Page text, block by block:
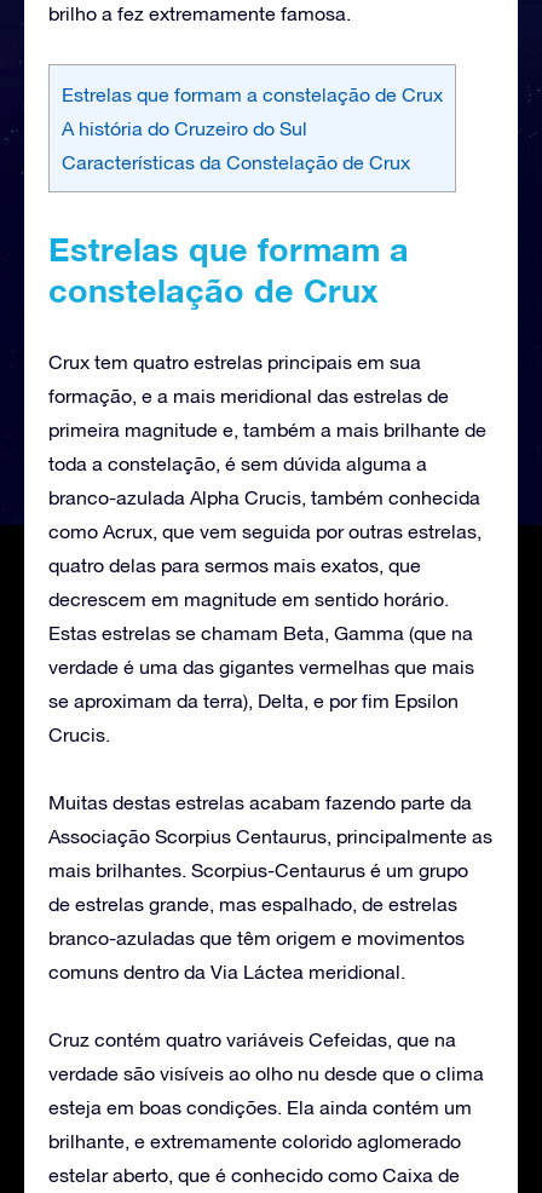
brilho a fez extremamente famosa.
Estrelas que formam a constelação de Crux
A história do Cruzeiro do Sul
Características da Constelação de Crux
Estrelas que formam a
constelação de Crux
Crux tem quatro estrelas principais em sua
formação, e a mais meridional das estrelas de
primeira magnitude e, também a mais brilhante de
toda a constelação, é sem dúvida alguma a
branco-azulada Alpha Crucis, também conhecida
como Acrux, que vem seguida por outras estrelas,
quatro delas para sermos mais exatos, que
decrescem em magnitude em sentido horário.
Estas estrelas se chamam Beta, Gamma (que na
verdade é uma das gigantes vermelhas que mais
se aproximam da terra), Delta, e por fim Epsilon
Crucis.
Muitas destas estrelas acabam fazendo parte da
Associação Scorpius Centaurus, principalmente as
mais brilhantes. Scorpius-Centaurus é um grupo
de estrelas grande, mas espalhado, de estrelas
branco-azuladas que têm origem e movimentos
comuns dentro da Via Láctea meridional.
Cruz contém quatro variáveis Cefeidas, que na
verdade são visíveis ao olho nu desde que o clima
esteja em boas condições. Ela ainda contém um
brilhante, e extremamente colorido aglomerado
estelar aberto, que é conhecido como Caixa de